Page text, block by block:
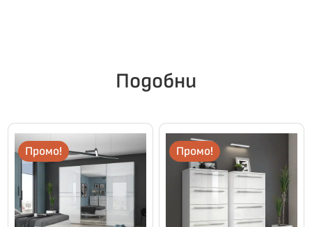
Подобни
Промо! Промо!